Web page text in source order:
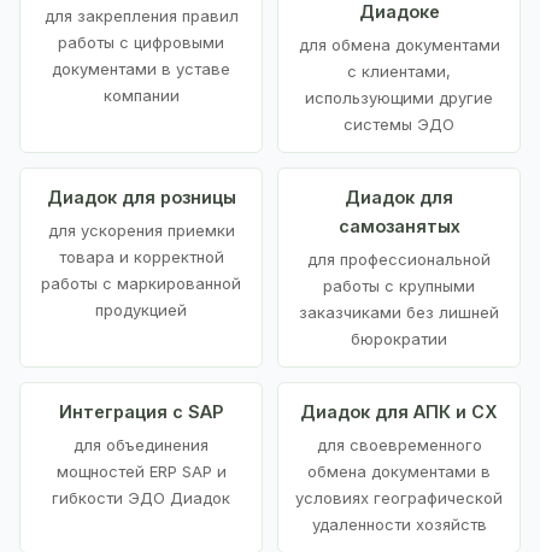
для закрепления правил
работы с цифровыми
документами в уставе
компании
Диадоке
для обмена документами
с клиентами,
использующими другие
системы ЭДО
Диадок для розницы
для ускорения приемки
товара и корректной
работы с маркированной
продукцией
Диадок для
самозанятых
для профессиональной
работы с крупными
заказчиками без лишней
бюрократии
Интеграция с SAP
для объединения
мощностей ERP SAP и
гибкости ЭДО Диадок
Диадок для АПК и СХ
для своевременного
обмена документами в
условиях географической
удаленности хозяйств